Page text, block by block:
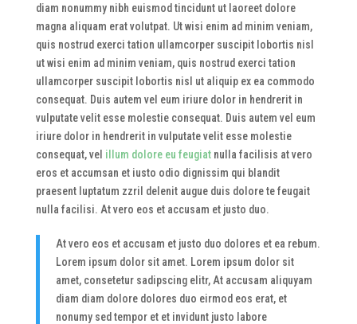
diam nonummy nibh euismod tincidunt ut laoreet dolore
magna aliquam erat volutpat. Ut wisi enim ad minim veniam,
quis nostrud exerci tation ullamcorper suscipit lobortis nisl
ut wisi enim ad minim veniam, quis nostrud exerci tation
ullamcorper suscipit lobortis nisl ut aliquip ex ea commodo
consequat. Duis autem vel eum iriure dolor in hendrerit in
vulputate velit esse molestie consequat. Duis autem vel eum
iriure dolor in hendrerit in vulputate velit esse molestie
consequat, vel illum dolore eu feugiatnulla facilisis at vero
eros et accumsan et iusto odio dignissim qui blandit
praesent luptatum zzril delenit augue duis dolore te feugait
nulla facilisi. At vero eos et accusam et justo duo.
At vero eos et accusam et justo duo dolores et ea rebum.
Lorem ipsum dolor sit amet. Lorem ipsum dolor sit
amet, consetetur sadipscing elitr, At accusam aliquyam
diam diam dolore dolores duo eirmod eos erat, et
nonumy sed tempor et et invidunt justo labore